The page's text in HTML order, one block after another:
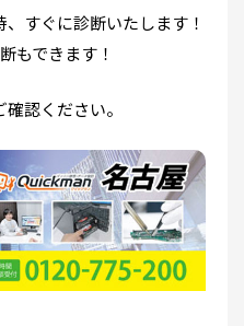
すぐに診断いたします！
もできます！
認ください。